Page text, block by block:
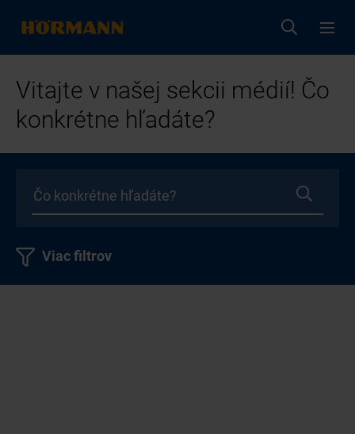
Vitajte v našej sekcii médií! Čo
konkrétne hľadáte?
Viac filtrov